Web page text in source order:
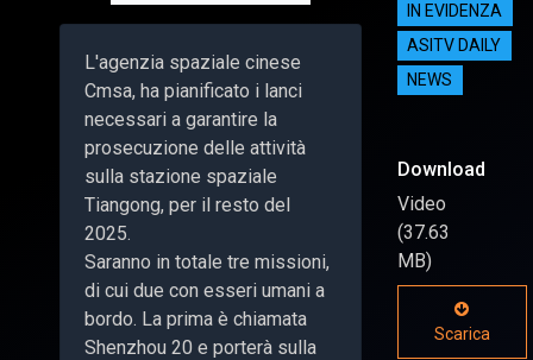
L'agenzia spaziale cinese
Cmsa, ha pianificato i lanci
necessari a garantire la
prosecuzione delle attività
sulla stazione spaziale
Tiangong, per il resto del
2025.
Saranno in totale tre missioni,
di cui due con esseri umani a
bordo. La prima è chiamata
Shenzhou 20 e porterà sulla
IN EVIDENZA
ASITV DAILY
NEWS
Download
Video
(37.63
MB)
Scarica